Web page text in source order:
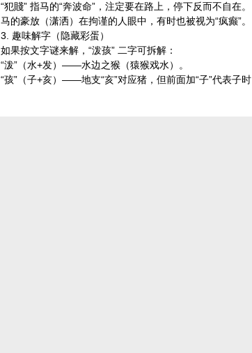
“犯賤” 指马的“奔波命”，注定要在路上，停下反而不自在。
马的豪放（潇洒）在拘谨的人眼中，有时也被视为“疯癫”。
3. 趣味解字（隐藏彩蛋）
如果按文字谜来解，“泼孩” 二字可拆解：
“泼”（水+发）——水边之猴（猿猴戏水）。
“孩”（子+亥）——地支“亥”对应猪，但前面加“子”代表子